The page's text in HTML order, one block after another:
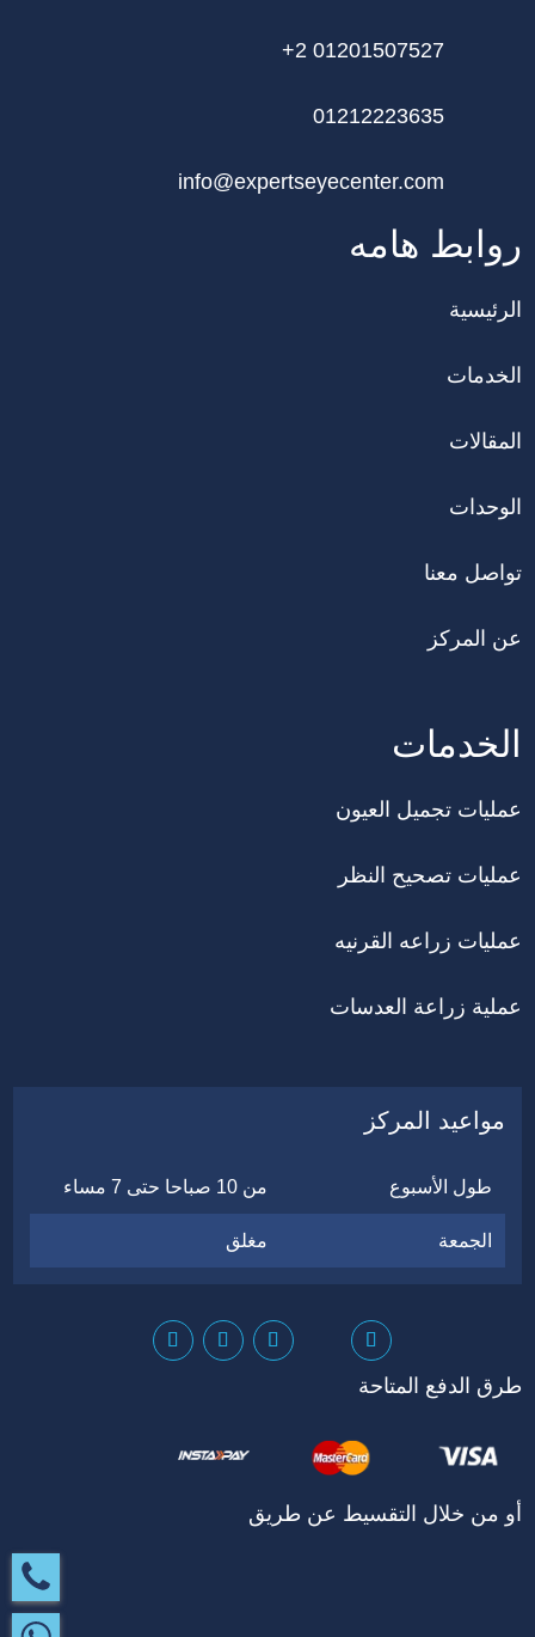
مواعيد المركز
طول الأسبوع من 10 صباحا حتى 7 مساء
الجمعة مغلق
طرق الدفع المتاحة
أو من خلال التقسيط عن طريق
الخدمات
عمليات تجميل العيون
عمليات تصحيح النظر
عمليات زراعه القرنيه
عملية زراعة العدسات
روابط هامه
الرئيسية
الخدمات
المقالات
الوحدات
تواصل معنا
عن المركز
+2 01201507527
01212223635
info@expertseyecenter.com